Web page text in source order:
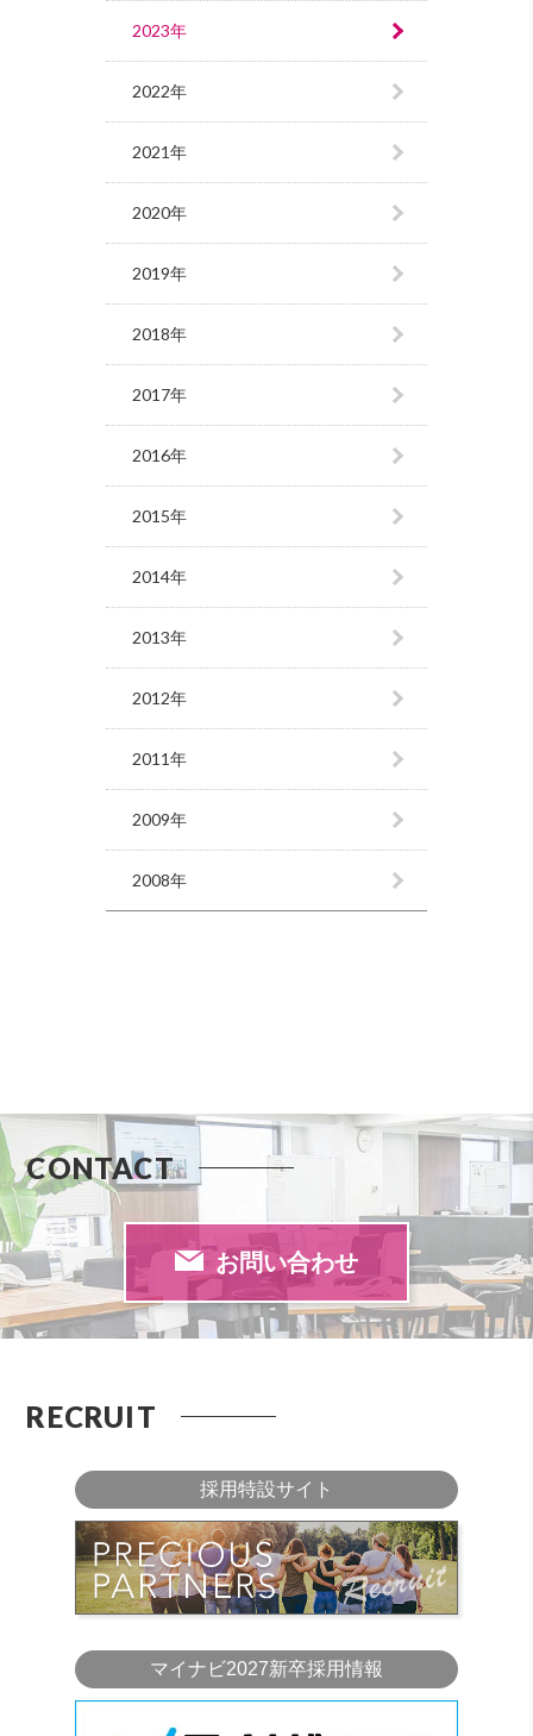
2023年
2022年
2021年
2020年
2019年
2018年
2017年
2016年
2015年
2014年
2013年
2012年
2011年
2009年
2008年
CONTACT
お問い合わせ
RECRUIT
採用特設サイト
マイナビ2027新卒採用情報